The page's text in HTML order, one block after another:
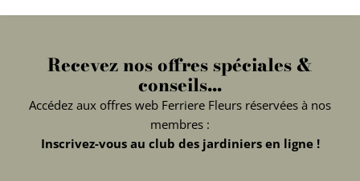
Recevez nos offres spéciales &
conseils...
Accédez aux offres web Ferriere Fleurs réservées à nos
membres :
Inscrivez-vous au club des jardiniers en ligne !